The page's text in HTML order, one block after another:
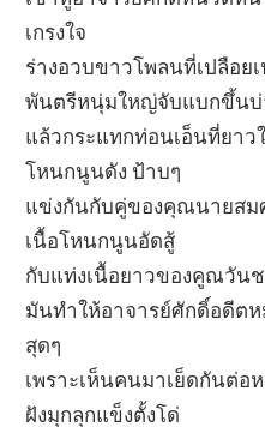
เกรงใจ
ร่างอวบขาวโพลนที่เปลือ
พันตรีหนุ่มใหญ่จับแบกขึ้นบ่
แล้วกระแทกท่อนเอ็นที่ยา
โหนกนูนดัง ป้าบๆ
แข่งกันกับคู่ของคุณนายสม
เนื้อโหนกนูนอัดสู้
กับแท่งเนื้อยาวของคูณวันช
มันทำให้อาจารย์ศักดิ์อดีต
สุดๆ
เพราะเห็นคนมาเย็ดกันต่
ฝังมุกลุกแข็งตั้งโด่